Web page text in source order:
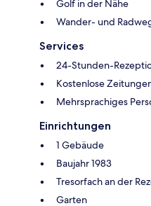
Golf in der Nähe
Wander- und
Services
24-Stunden-
Kostenlose
Mehrsprachiges
Einrichtungen
1 Gebäude
Baujahr 1983
Tresorfach an der
Garten